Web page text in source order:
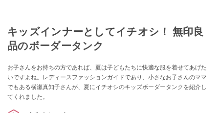
キッズインナーとしてイチオシ！ 無印良
品のボーダータンク
お子さんをお持ちの方であれば、夏は子どもたちに快適な服を着せてあげた
いですよね。レディースファッションガイドであり、小さなお子さんのママ
でもある横瀬真知子さんが、夏にイチオシのキッズボーダータンクを紹介し
てくれました。